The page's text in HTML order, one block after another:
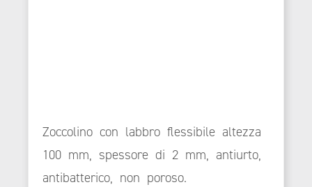
Zoccolino con labbro flessibile altezza
100 mm, spessore di 2 mm, antiurto,
antibatterico, non poroso.